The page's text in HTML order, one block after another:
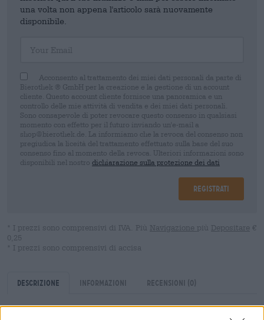
una volta non appena l'articolo sarà nuovamente
disponibile.
Acconsento al trattamento dei miei dati personali da parte di
Bierothek ® GmbH per la creazione e la gestione di un account
cliente. Questo account cliente fornisce una panoramica e un
controllo delle mie attività di vendita e dei miei dati personali.
Sono consapevole di poter revocare questo consenso in qualsiasi
momento con effetto per il futuro inviando un'e-mail a
shop@bierothek.de. La informiamo che la revoca del consenso non
pregiudica la liceità del trattamento effettuato sulla base del suo
consenso fino al momento della revoca. Ulteriori informazioni sono
disponibili nel nostro dichiarazione sulla protezione dei dati
Registrati
* I prezzi sono comprensivi di IVA. Più Navigazione più Depositare €
0,25
* I prezzi sono comprensivi di accisa
Descrizione Informazioni Recensioni (0)